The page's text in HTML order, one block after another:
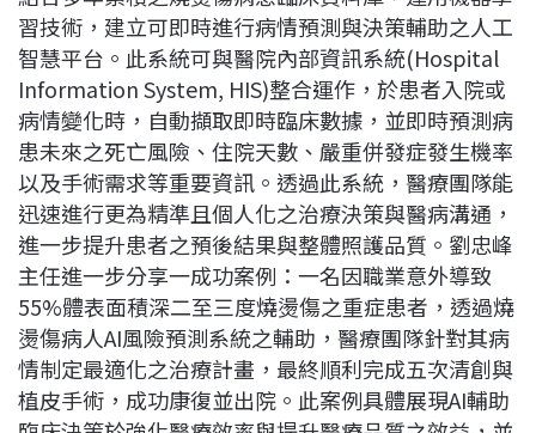
習技術，建立可即時進行病情預測與決策輔助之人工
智慧平台。此系統可與醫院內部資訊系統(Hospital
Information System, HIS)整合運作，於患者入院或
病情變化時，自動擷取即時臨床數據，並即時預測病
患未來之死亡風險、住院天數、嚴重併發症發生機率
以及手術需求等重要資訊。透過此系統，醫療團隊能
迅速進行更為精準且個人化之治療決策與醫病溝通，
進一步提升患者之預後結果與整體照護品質。劉忠峰
主任進一步分享一成功案例：一名因職業意外導致
55%體表面積深二至三度燒燙傷之重症患者，透過燒
燙傷病人AI風險預測系統之輔助，醫療團隊針對其病
情制定最適化之治療計畫，最終順利完成五次清創與
植皮手術，成功康復並出院。此案例具體展現AI輔助